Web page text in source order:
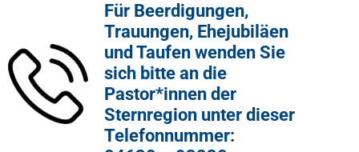
Für Beerdigungen,
Trauungen, Ehejubiläen
und Taufen wenden Sie
sich bitte an die
Pastor*innen der
Sternregion unter dieser
Telefonnummer: